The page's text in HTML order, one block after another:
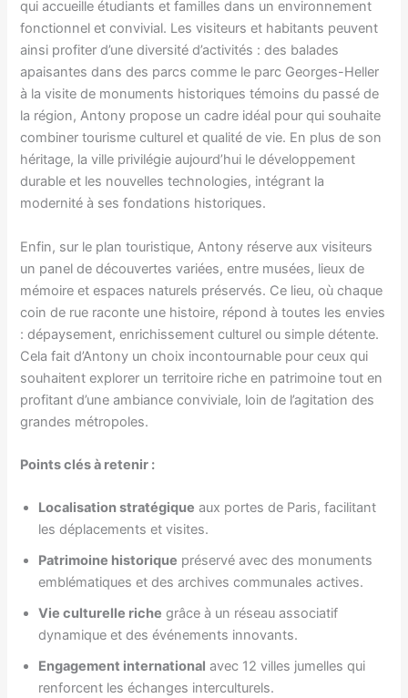
qui accueille étudiants et familles dans un environnement
fonctionnel et convivial. Les visiteurs et habitants peuvent
ainsi profiter d’une diversité d’activités : des balades
apaisantes dans des parcs comme le parc Georges-Heller
à la visite de monuments historiques témoins du passé de
la région, Antony propose un cadre idéal pour qui souhaite
combiner tourisme culturel et qualité de vie. En plus de son
héritage, la ville privilégie aujourd’hui le développement
durable et les nouvelles technologies, intégrant la
modernité à ses fondations historiques.
Enfin, sur le plan touristique, Antony réserve aux visiteurs
un panel de découvertes variées, entre musées, lieux de
mémoire et espaces naturels préservés. Ce lieu, où chaque
coin de rue raconte une histoire, répond à toutes les envies
: dépaysement, enrichissement culturel ou simple détente.
Cela fait d’Antony un choix incontournable pour ceux qui
souhaitent explorer un territoire riche en patrimoine tout en
profitant d’une ambiance conviviale, loin de l’agitation des
grandes métropoles.
Points clés à retenir :
Localisation stratégique aux portes de Paris, facilitant
les déplacements et visites.
Patrimoine historique préservé avec des monuments
emblématiques et des archives communales actives.
Vie culturelle riche grâce à un réseau associatif
dynamique et des événements innovants.
Engagement international avec 12 villes jumelles qui
renforcent les échanges interculturels.